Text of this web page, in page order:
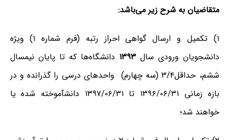
متقاضیان به شرح زیر می‌باشد:
۱) تکمیل و ارسال گواهی احراز رتبه (فرم شماره ۱) ویژه
دانشجویان ورودی سال۱۳۹۳ دانشگاه‌ها که تا پایان نیمسال
ششم، حداقل۳/۴ (سه چهارم) واحدهای درسی‎ را گذرانده و در
بازه زمانی ۱۳۹۶/۰۶/۳۱ تا ۱۳۹۷/۰۶/۳۱ دانش‎آموخته شده یا
خواهند شد؛